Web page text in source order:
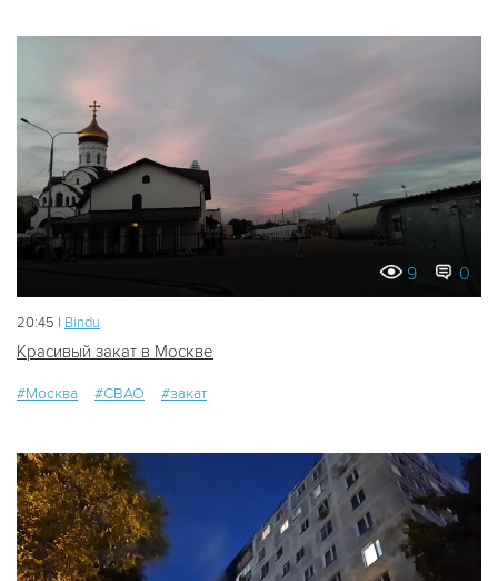
9 0
20:45 | Bindu
Красивый закат в Москве
#Москва #СВАО #закат